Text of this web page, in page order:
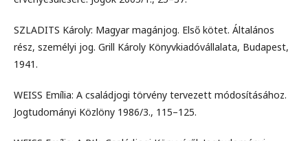
SZLADITS Károly: Magyar magánjog. Első kötet. Általános
rész, személyi jog. Grill Károly Könyvkiadóvállalata, Budapest,
1941.
WEISS Emília: A családjogi törvény tervezett módosításához.
Jogtudományi Közlöny 1986/3., 115–125.